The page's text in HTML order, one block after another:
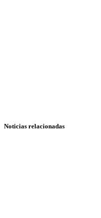
Noticias relacionadas